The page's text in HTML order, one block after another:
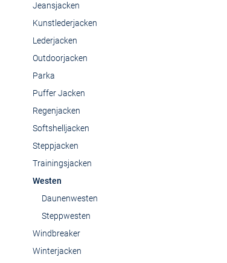
Jeansjacken
Kunstlederjacken
Lederjacken
Outdoorjacken
Parka
Puffer Jacken
Regenjacken
Softshelljacken
Steppjacken
Trainingsjacken
Westen
Daunenwesten
Steppwesten
Windbreaker
Winterjacken